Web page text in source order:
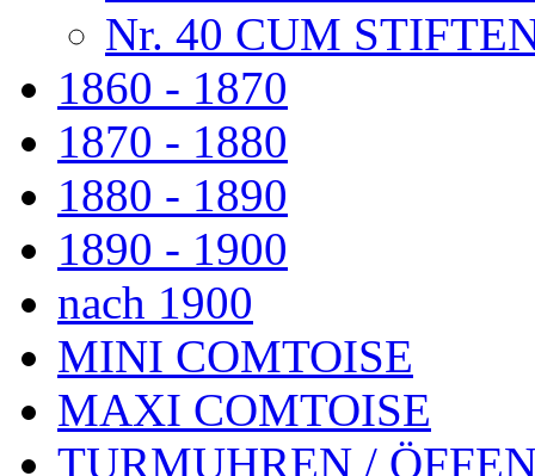
Nr. 40 CUM
1860 - 1870
1870 - 1880
1880 - 1890
1890 - 1900
nach 1900
MINI COMTOISE
MAXI COMTOISE
TURMUHREN /